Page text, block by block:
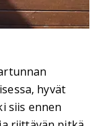
hyvät
siis ennen